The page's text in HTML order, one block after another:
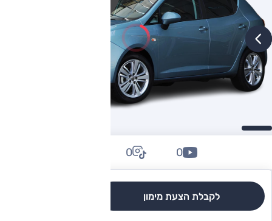
לקבלת הצעת מימון
0
0